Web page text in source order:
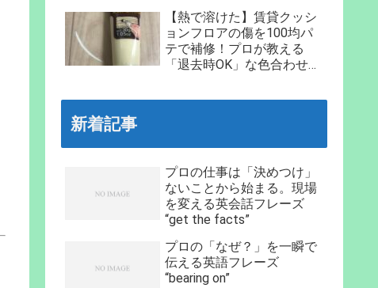
【熱で溶けた】賃貸クッシ
ョンフロアの傷を100均パ
テで補修！プロが教える
「退去時OK」な色合わせと
新着記事
プロの仕事は「決めつけ」
ないことから始まる。現場
を変える英会話フレーズ
“get the facts”
プロの「なぜ？」を一瞬で
伝える英語フレーズ
“bearing on”